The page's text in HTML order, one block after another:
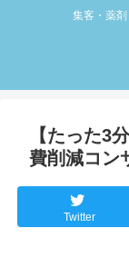
集客・薬
【たった3
費削減コン
Twitter